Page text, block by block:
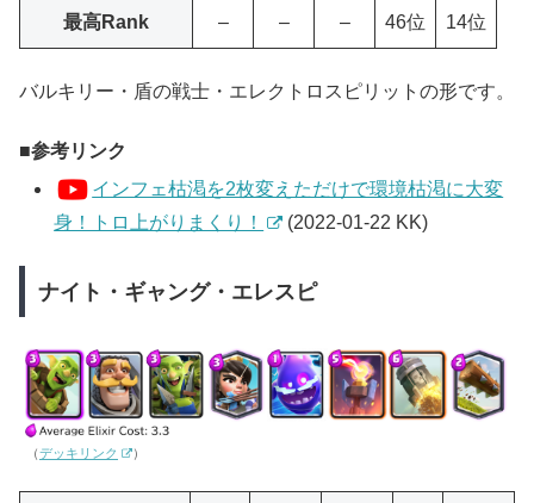
最高Rank – – – 46位 14位
バルキリー・盾の戦士・エレクトロスピリットの形です。
参考リンク
インフェ枯渇を2枚変えただけで環境枯渇に大変
身！トロ上がりまくり！
(2022-01-22 KK)
ナイト・ギャング・エレスピ
（デッキリンク ）